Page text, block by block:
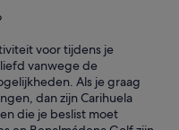
voor tijdens je
vanwege de
Als je graag
dan zijn Carihuela
die je beslist moet